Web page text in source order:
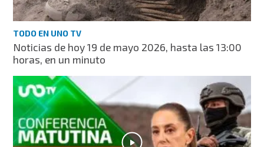
TODO EN UNO TV
Noticias de hoy 19 de mayo 2026, hasta las 13:00
horas, en un minuto